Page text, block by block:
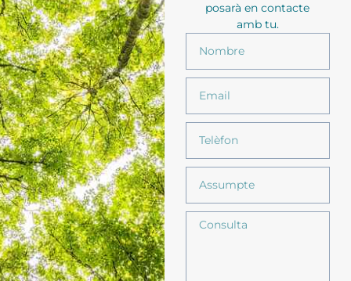
posarà en contacte
amb tu.